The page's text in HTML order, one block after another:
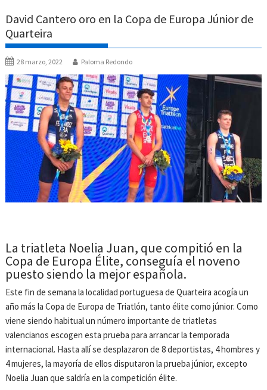
David Cantero oro en la Copa de Europa Júnior de
Quarteira
28 marzo, 2022 Paloma Redondo
La triatleta Noelia Juan, que compitió en la
Copa de Europa Élite, conseguía el noveno
puesto siendo la mejor española.
Este fin de semana la localidad portuguesa de Quarteira acogía un
año más la Copa de Europa de Triatlón, tanto élite como júnior. Como
viene siendo habitual un número importante de triatletas
valencianos escogen esta prueba para arrancar la temporada
internacional. Hasta allí se desplazaron de 8 deportistas, 4 hombres y
4 mujeres, la mayoría de ellos disputaron la prueba júnior, excepto
Noelia Juan que saldría en la competición élite.